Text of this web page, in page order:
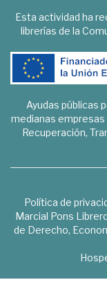
Esta actividad ha
librerías de la
Ayudas públicas
medianas empresas
Recuperación,
Política de
Marcial Pons
de Derecho,